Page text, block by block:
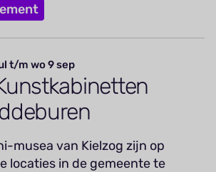
t/m wo 9 sep
musea van Kielzog zijn op
locaties in de gemeente te